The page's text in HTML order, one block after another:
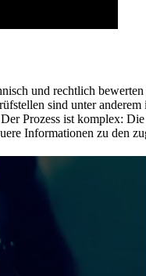
und rechtlich
sind unter
Prozess ist komplex:
Informationen zu den